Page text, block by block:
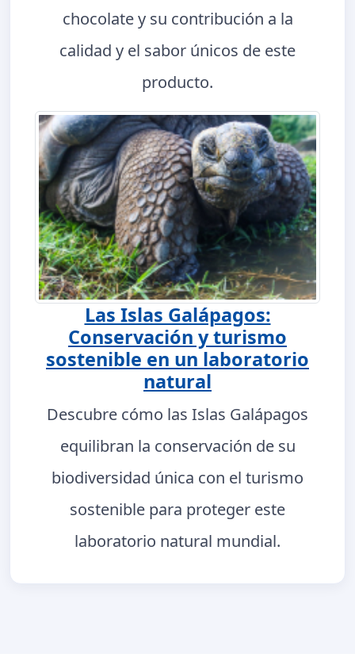
chocolate y su contribución a la
calidad y el sabor únicos de este
producto.
Las Islas Galápagos:
Conservación y turismo
sostenible en un laboratorio
natural
Descubre cómo las Islas Galápagos
equilibran la conservación de su
biodiversidad única con el turismo
sostenible para proteger este
laboratorio natural mundial.